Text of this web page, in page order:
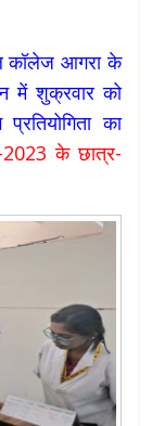
कॉलेज आगरा के
में शुक्रवार को
का
के छात्र-